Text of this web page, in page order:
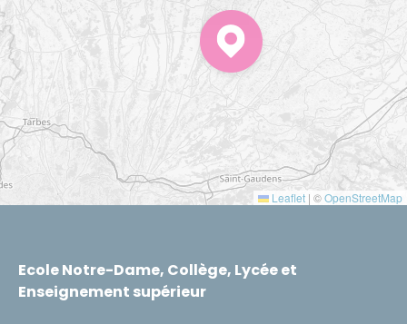
Leaflet | ©OpenStreetMap
Ecole Notre-Dame, Collège, Lycée et
Enseignement supérieur